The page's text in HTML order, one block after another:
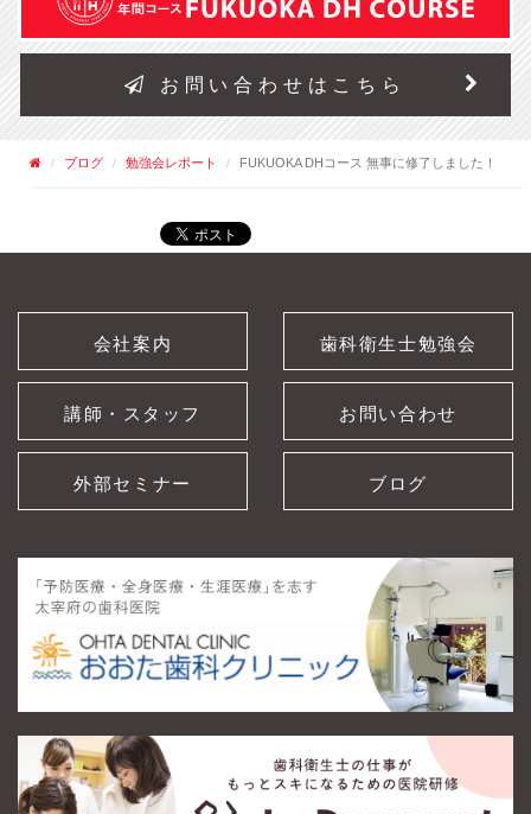
お問い合わせはこちら
ブログ 勉強会レポート FUKUOKA DHコース 無事に修了しました！
会社案内 歯科衛生士勉強会
講師・スタッフ お問い合わせ
外部セミナー ブログ